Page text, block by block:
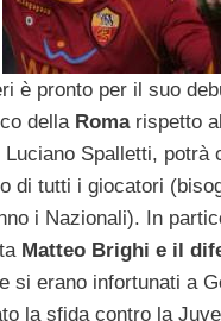
è pronto per il suo
della Romarispetto
Spalletti, potrà
di tutti i giocatori
i Nazionali). In
Matteo Brighi e il
si erano infortunati a
la sfida contro la